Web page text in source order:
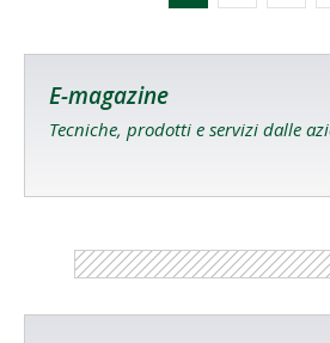
E-magazine
Tecniche, prodotti e servizi dalle